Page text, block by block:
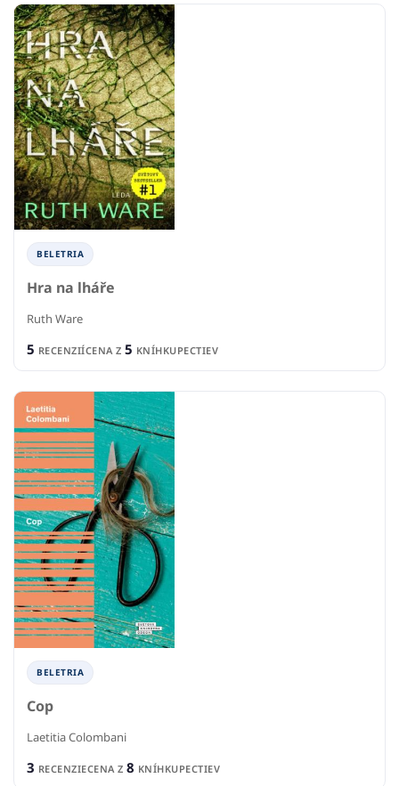
BELETRIA
Hra na lháře
Ruth Ware
5 RECENZIÍCENA Z 5 KNÍHKUPECTIEV
BELETRIA
Cop
Laetitia Colombani
3 RECENZIECENA Z 8 KNÍHKUPECTIEV